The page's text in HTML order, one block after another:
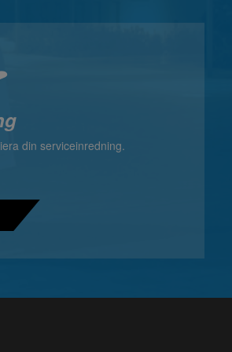
din serviceinredning.